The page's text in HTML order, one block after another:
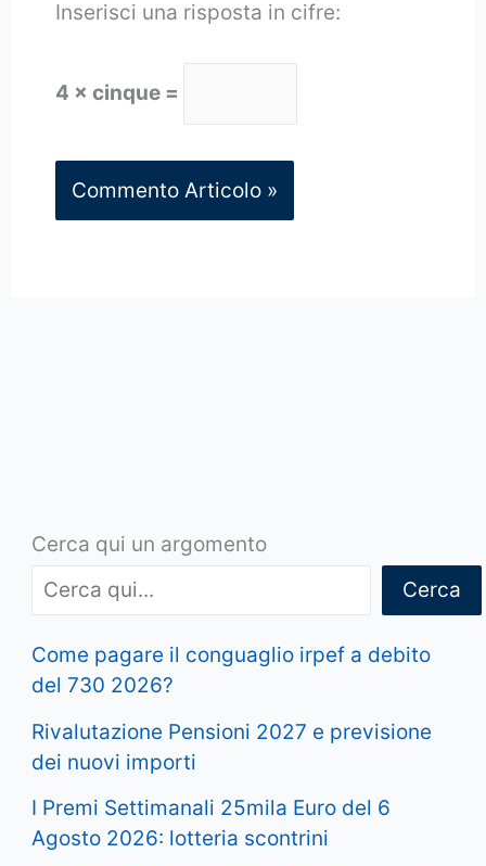
Inserisci una risposta in cifre:
4 × cinque =
Cerca qui un argomento
Cerca
Come pagare il conguaglio irpef a debito
del 730 2026?
Rivalutazione Pensioni 2027 e previsione
dei nuovi importi
I Premi Settimanali 25mila Euro del 6
Agosto 2026: lotteria scontrini